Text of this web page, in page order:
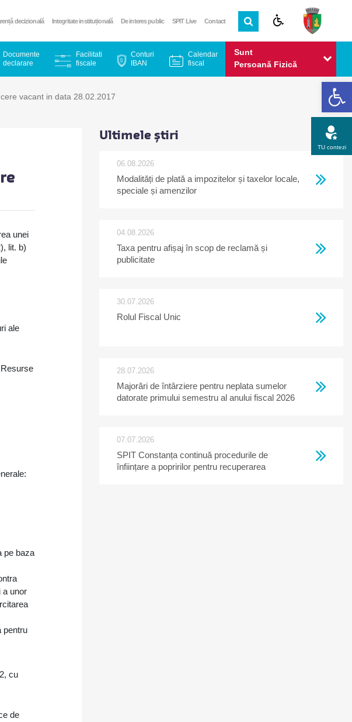
decizională Integritate instituțională De interes public SPIT Live Contact
Sunt
Persoană Fizică
Documente
declarare
Facilitati
fiscale
Conturi
IBAN
Calendar
fiscal
vacant in data 28.02.2017
unei
lit. b)
ale
pe baza
a unor
pentru
cu
de
Ultimele știri
06.08.2026
Modalități de plată a impozitelor și taxelor locale,
speciale și amenzilor
04.08.2026
Taxa pentru afișaj în scop de reclamă și
publicitate
30.07.2026
Rolul Fiscal Unic
28.07.2026
Majorări de întârziere pentru neplata sumelor
datorate primului semestru al anului fiscal 2026
07.07.2026
SPIT Constanța continuă procedurile de
înființare a popririlor pentru recuperarea
TU contezi
Opinia ta
Apel gratuit
Newsletter
Program